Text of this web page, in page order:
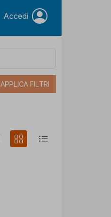
Accedi
APPLICA FILTRI